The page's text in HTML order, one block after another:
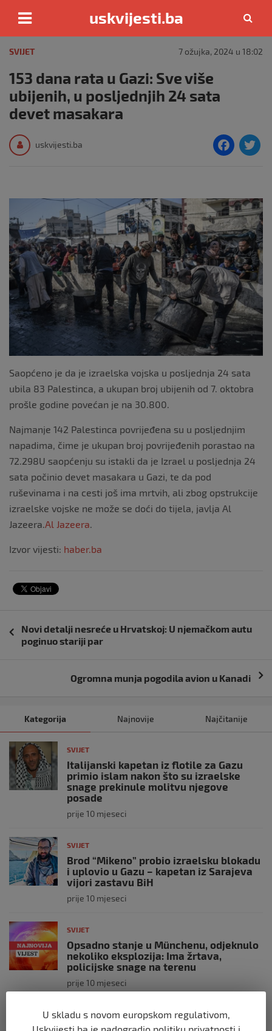
content
uskvijesti.ba
SVIJET 7 ožujka, 2024 u 18:02
153 dana rata u Gazi: Sve više
ubijenih, u posljednjih 24 sata
devet masakara
uskvijesti.ba
F
e
b
o
o
k
Saopćeno je da je izraelska vojska u posljednja 24 sata
ubila 83 Palestinca, a ukupan broj ubijenih od 7. oktobra
prošle godine povećan je na 30.800.
Najmanje 142 Palestinca povrijeđena su u posljednjim
napadima, čime je ukupan broj povrijeđenih porastao na
72.298U saopćenju su istakli da je Izrael u posljednja 24
sata počinio devet masakara u Gazi, te da pod
ruševinama i na cesti još ima mrtvih, ali zbog opstrukcije
izraelske vojske ne može se doći do tijela, javlja Al
Jazeera.Al Jazeera.
Izvor vijesti: haber.ba
objava
Novi detalji nesreće u Hrvatskoj: U njemačkom autu
poginuo stariji par
Ogromna munja pogodila avion u Kanadi
Kategorija Najnovije Najčitanije
SVIJET
Italijanski kapetan iz flotile za Gazu
primio islam nakon što su izraelske
snage prekinule molitvu njegove
posade
prije 10 mjeseci
SVIJET
Brod “Mikeno” probio izraelsku blokadu
i uplovio u Gazu – kapetan iz Sarajeva
vijori zastavu BiH
prije 10 mjeseci
SVIJET
Opsadno stanje u Münchenu, odjeknulo
nekoliko eksplozija: Ima žrtava,
policijske snage na terenu
prije 10 mjeseci
SVIJET
U skladu s novom europskom regulativom,